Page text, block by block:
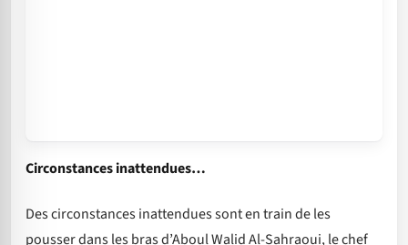
Circonstances inattendues…
Des circonstances inattendues sont en train de les
pousser dans les bras d’Aboul Walid Al-Sahraoui, le chef